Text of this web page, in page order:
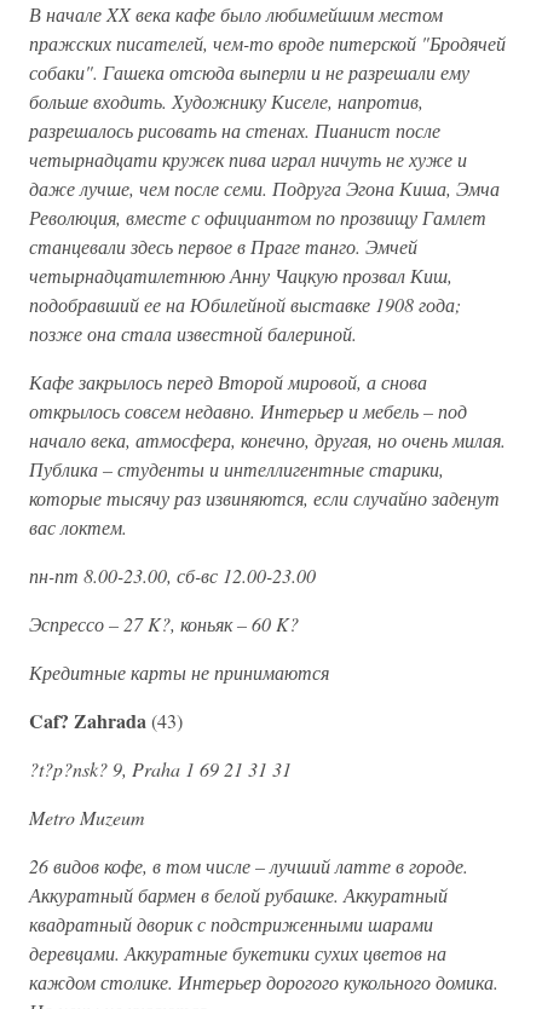
В начале XX века кафе было любимейшим местом
пражских писателей, чем-то вроде питерской "Бродячей
собаки". Гашека отсюда выперли и не разрешали ему
больше входить. Художнику Киселе, напротив,
разрешалось рисовать на стенах. Пианист после
четырнадцати кружек пива играл ничуть не хуже и
даже лучше, чем после семи. Подруга Эгона Киша, Эмча
Революция, вместе с официантом по прозвищу Гамлет
станцевали здесь первое в Праге танго. Эмчей
четырнадцатилетнюю Анну Чацкую прозвал Киш,
подобравший ее на Юбилейной выставке 1908 года;
позже она стала известной балериной.
Кафе закрылось перед Второй мировой, а снова
открылось совсем недавно. Интерьер и мебель – под
начало века, атмосфера, конечно, другая, но очень милая.
Публика – студенты и интеллигентные старики,
которые тысячу раз извиняются, если случайно заденут
вас локтем.
пн-пт 8.00-23.00, сб-вс 12.00-23.00
Эспрессо – 27 K?, коньяк – 60 K?
Кредитные карты не принимаются
Caf? Zahrada(43)
?t?p?nsk? 9, Praha 1 69 21 31 31
Metro Muzeum
26 видов кофе, в том числе – лучший латте в городе.
Аккуратный бармен в белой рубашке. Аккуратный
квадратный дворик с подстриженными шарами
деревцами. Аккуратные букетики сухих цветов на
каждом столике. Интерьер дорогого кукольного домика.